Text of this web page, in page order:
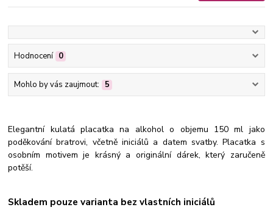
Hodnocení 0
Mohlo by vás zaujmout: 5
Elegantní kulatá placatka na alkohol o objemu 150 ml jako
poděkování bratrovi, včetně iniciálů a datem svatby. Placatka s
osobním motivem je krásný a originální dárek, který zaručeně
potěší.
Skladem pouze varianta bez vlastních iniciálů